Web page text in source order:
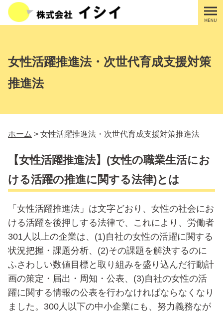
女性活躍推進法・次世代育成支援対策
推進法
ホーム > 女性活躍推進法・次世代育成支援対策推進法
【女性活躍推進法】(女性の職業生活にお
ける活躍の推進に関する法律)とは
「女性活躍推進法」は文字どおり、女性の社会にお
ける活躍を後押しする法律で、これにより、労働者
301人以上の企業は、(1)自社の女性の活躍に関する
状況把握・課題分析、(2)その課題を解決するのに
ふさわしい数値目標と取り組みを盛り込んだ行動計
画の策定・届出・周知・公表、(3)自社の女性の活
躍に関する情報の公表を行わなければならなくなり
ました。300人以下の中小企業にも、努力義務なが